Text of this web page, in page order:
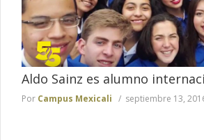
Aldo Sainz es alumno
Por Campus Mexicali septiembre 13,